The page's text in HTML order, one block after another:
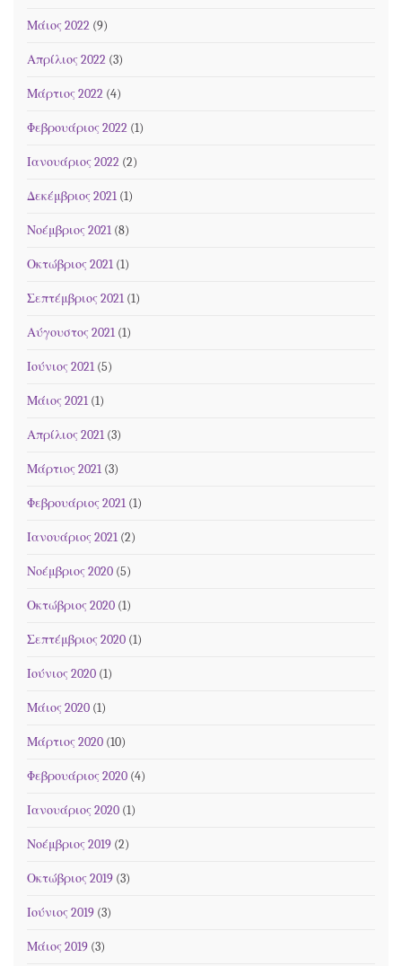
Μάιος 2022 (9)
Απρίλιος 2022 (3)
Μάρτιος 2022 (4)
Φεβρουάριος 2022 (1)
Ιανουάριος 2022 (2)
Δεκέμβριος 2021 (1)
Νοέμβριος 2021 (8)
Οκτώβριος 2021 (1)
Σεπτέμβριος 2021 (1)
Αύγουστος 2021 (1)
Ιούνιος 2021 (5)
Μάιος 2021 (1)
Απρίλιος 2021 (3)
Μάρτιος 2021 (3)
Φεβρουάριος 2021 (1)
Ιανουάριος 2021 (2)
Νοέμβριος 2020 (5)
Οκτώβριος 2020 (1)
Σεπτέμβριος 2020 (1)
Ιούνιος 2020 (1)
Μάιος 2020 (1)
Μάρτιος 2020 (10)
Φεβρουάριος 2020 (4)
Ιανουάριος 2020 (1)
Νοέμβριος 2019 (2)
Οκτώβριος 2019 (3)
Ιούνιος 2019 (3)
Μάιος 2019 (3)